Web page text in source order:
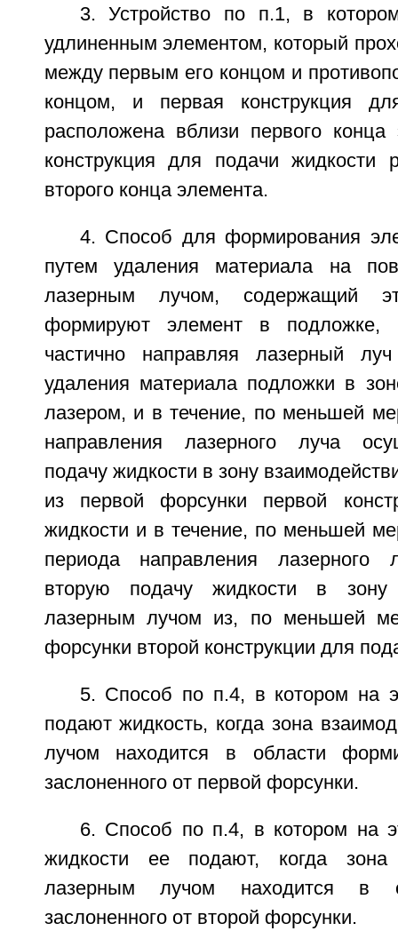
3. Устройство по п.1, в
удлиненным элементом, который
между первым его концом и
концом, и первая конструкция
расположена вблизи первого
конструкция для подачи жидкости
второго конца элемента.
4. Способ для формирования
путем удаления материала на
лазерным лучом, содержащий
формируют элемент в
частично направляя лазерный
удаления материала подложки в
лазером, и в течение, по меньшей
направления лазерного луча
подачу жидкости в зону
из первой форсунки первой
жидкости и в течение, по меньшей
периода направления лазерного
вторую подачу жидкости в зону
лазерным лучом из, по меньшей
форсунки второй конструкции для
5. Способ по п.4, в котором на
подают жидкость, когда зона
лучом находится в области
заслоненного от первой форсунки.
6. Способ по п.4, в котором на
жидкости ее подают, когда зона
лазерным лучом находится в
заслоненного от второй форсунки.